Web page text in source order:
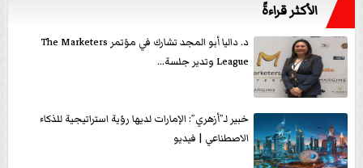
الأكثر قراءةً
د. داليا أبو المجد تشارك في مؤتمر The Marketers
League وتدير جلسة...
خبير لـ”أزهري”: الإمارات لديها رؤية استراتيجية للذكاء
الاصطناعي | فيديو